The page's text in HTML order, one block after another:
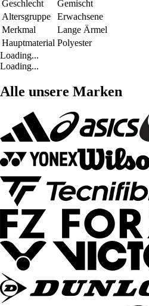
Geschlecht
Gemischt
Altersgruppe
Erwachsene
Merkmal
Lange Ärmel
Hauptmaterial Polyester
Loading...
Loading...
Alle unsere Marken